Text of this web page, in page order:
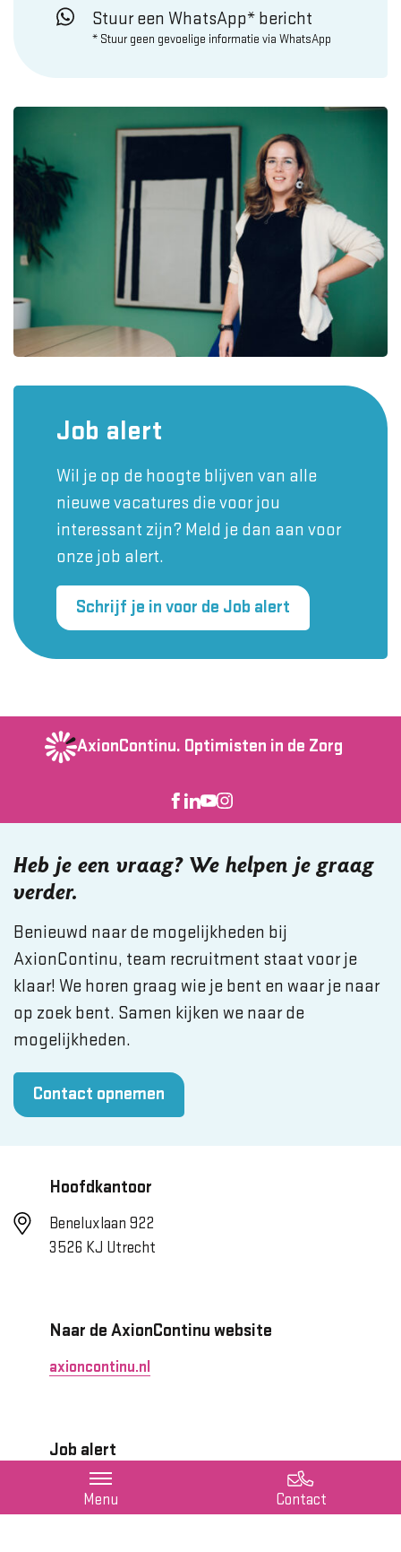
Stuur een WhatsApp* bericht
* Stuur geen gevoelige informatie via WhatsApp
Job alert
Wil je op de hoogte blijven van alle
nieuwe vacatures die voor jou
interessant zijn? Meld je dan aan voor
onze job alert.
Schrijf je in voor de Job alert
AxionContinu. Optimisten in de Zorg
Heb je een vraag? We helpen je graag
verder.
Benieuwd naar de mogelijkheden bij
AxionContinu, team recruitment staat voor je
klaar! We horen graag wie je bent en waar je naar
op zoek bent. Samen kijken we naar de
mogelijkheden.
Contact opnemen
Hoofdkantoor
Beneluxlaan 922
3526 KJ Utrecht
Naar de AxionContinu website
axioncontinu.nl
Job alert
Blijf op de hoogte van nieuwe vacatures met onze
alert!
Menu Contact